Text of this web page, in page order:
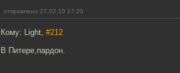
отправлено 27.02.10 17:20
Кому: Light, #212
В Питере,пардон.